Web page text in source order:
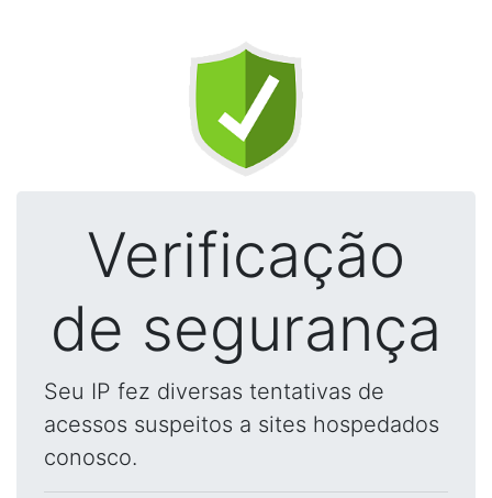
Verificação
de segurança
Seu IP fez diversas tentativas de
acessos suspeitos a sites hospedados
conosco.